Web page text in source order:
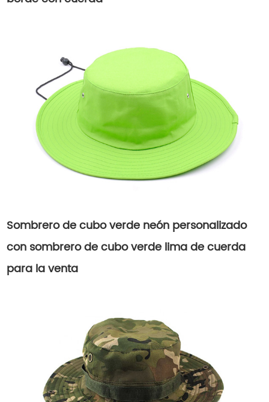
Sombrero de cubo verde neón personalizado
con sombrero de cubo verde lima de cuerda
para la venta